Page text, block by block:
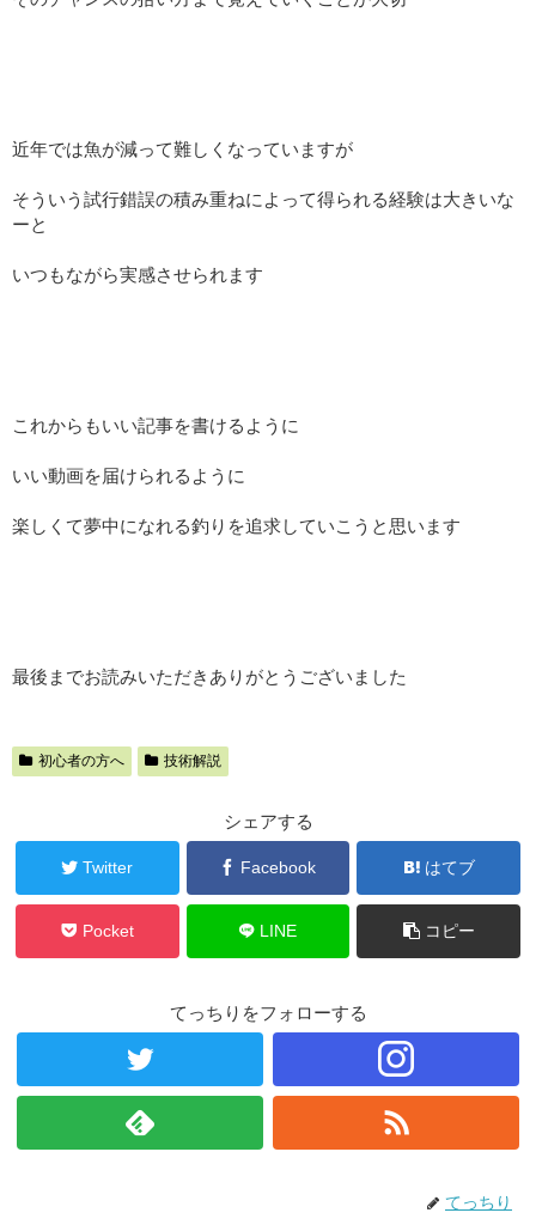
近年では魚が減って難しくなっていますが
そういう試行錯誤の積み重ねによって得られる経験は大きいな
ーと
いつもながら実感させられます
これからもいい記事を書けるように
いい動画を届けられるように
楽しくて夢中になれる釣りを追求していこうと思います
最後までお読みいただきありがとうございました
初心者の方へ 技術解説
シェアする
Twitter Facebook はてブ
Pocket LINE コピー
てっちりをフォローする
てっちり